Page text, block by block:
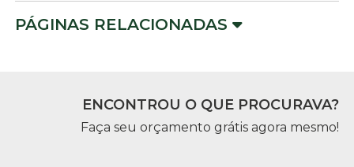
PÁGINAS RELACIONADAS
ENCONTROU O QUE PROCURAVA?
Faça seu orçamento grátis agora mesmo!